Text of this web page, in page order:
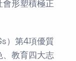
會形塑積極正
）第4項優質
、教育四大志